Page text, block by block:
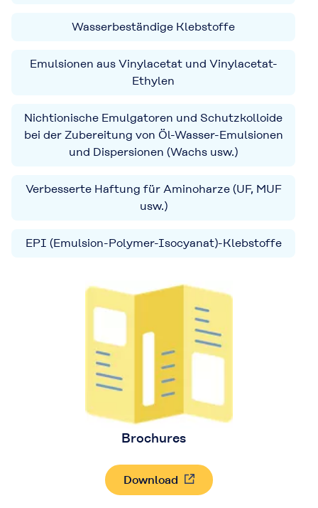
Wasserbeständige Klebstoffe
Emulsionen aus Vinylacetat und Vinylacetat-
Ethylen
Nichtionische Emulgatoren und Schutzkolloide
bei der Zubereitung von Öl-Wasser-Emulsionen
und Dispersionen (Wachs usw.)
Verbesserte Haftung für Aminoharze (UF, MUF
usw.)
EPI (Emulsion-Polymer-Isocyanat)-Klebstoffe
Brochures
Download